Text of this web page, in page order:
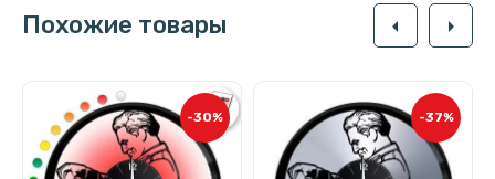
Похожие товары arrow_left arrow_right
-30% -37%